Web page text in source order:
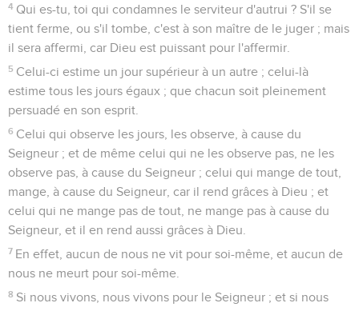
4 Qui es-tu, toi qui condamnes le serviteur d'autrui ? S'il se
tient ferme, ou s'il tombe, c'est à son maître de le juger ; mais
il sera affermi, car Dieu est puissant pour l'affermir.
5 Celui-ci estime un jour supérieur à un autre ; celui-là
estime tous les jours égaux ; que chacun soit pleinement
persuadé en son esprit.
6 Celui qui observe les jours, les observe, à cause du
Seigneur ; et de même celui qui ne les observe pas, ne les
observe pas, à cause du Seigneur ; celui qui mange de tout,
mange, à cause du Seigneur, car il rend grâces à Dieu ; et
celui qui ne mange pas de tout, ne mange pas à cause du
Seigneur, et il en rend aussi grâces à Dieu.
7 En effet, aucun de nous ne vit pour soi-même, et aucun de
nous ne meurt pour soi-même.
8 Si nous vivons, nous vivons pour le Seigneur ; et si nous